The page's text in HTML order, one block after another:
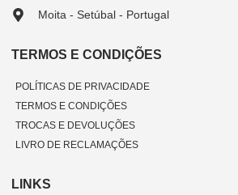
Moita - Setúbal - Portugal
TERMOS E CONDIÇÕES
POLÍTICAS DE PRIVACIDADE
TERMOS E CONDIÇÕES
TROCAS E DEVOLUÇÕES
LIVRO DE RECLAMAÇÕES
LINKS